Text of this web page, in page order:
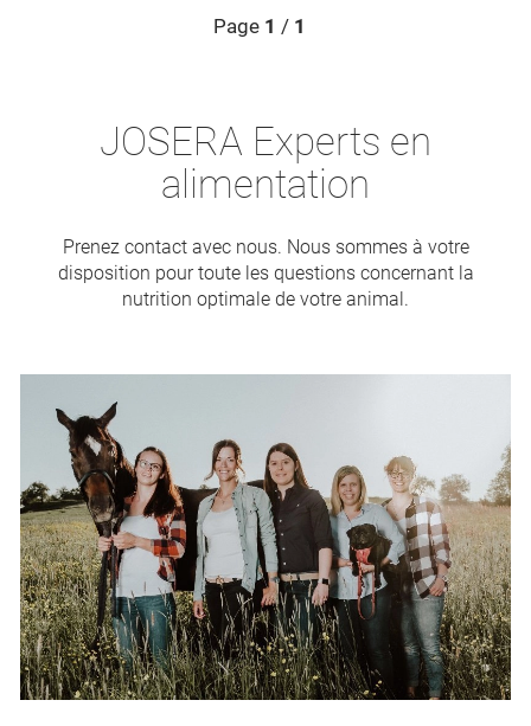
Page 1 / 1
JOSERA Experts en
alimentation
Prenez contact avec nous. Nous sommes à votre
disposition pour toute les questions concernant la
nutrition optimale de votre animal.